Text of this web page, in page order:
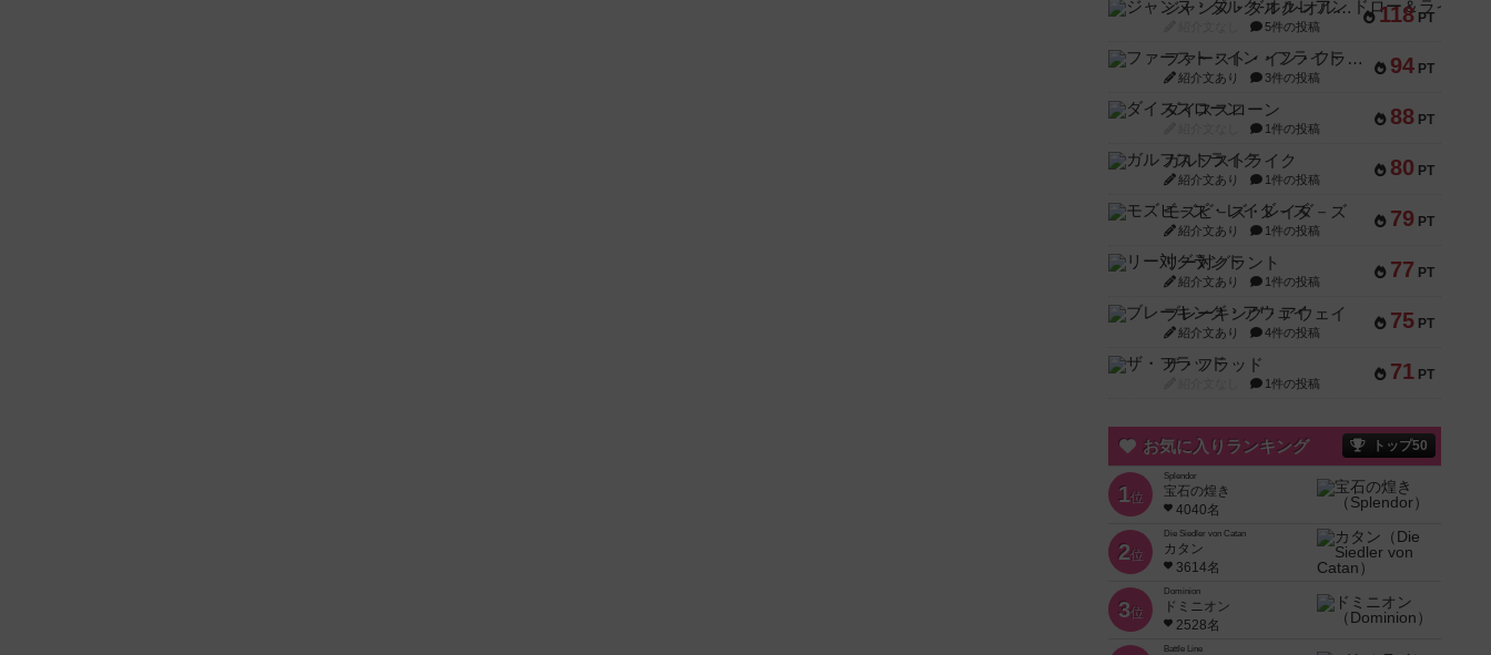
118 PT
ジャンヌ・ダルク-オルレアン ドロー＆ライト
5件の投稿
94 PT
ファースト・イン・フライト
紹介文あり 3件の投稿
88 PT
ダイススローン
1件の投稿
80 PT
ガルフストライク
紹介文あり 1件の投稿
79 PT
モズビ－ズ・レイダ－ズ
紹介文あり 1件の投稿
77 PT
リー対グラント
紹介文あり 1件の投稿
75 PT
ブレーキング・アウェイ
紹介文あり 4件の投稿
71 PT
ザ・フラッド
1件の投稿
お気に入りランキング トップ50
1位
Splendor
宝石の煌き
4040名
2位
Die Siedler von Catan
カタン
3614名
3位
Dominion
ドミニオン
2528名
Battle Line